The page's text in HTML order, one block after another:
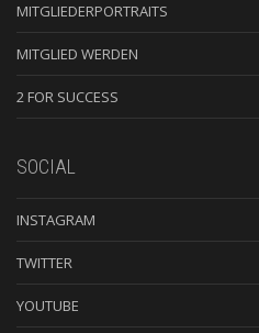
MITGLIEDERPORTRAITS
MITGLIED WERDEN
2 FOR SUCCESS
SOCIAL
INSTAGRAM
TWITTER
YOUTUBE